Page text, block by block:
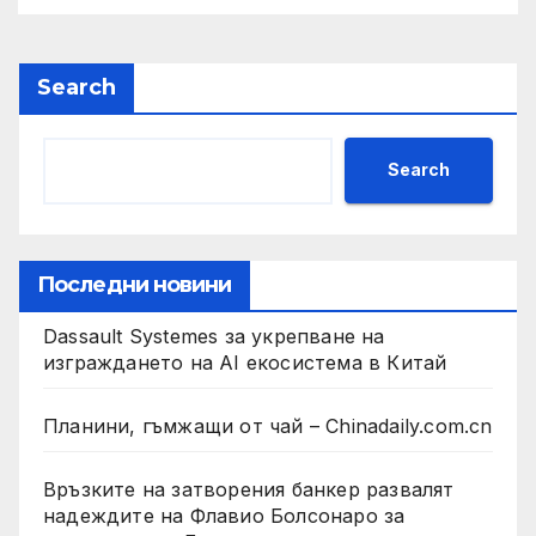
Search
Search
Последни новини
Dassault Systemes за укрепване на
изграждането на AI екосистема в Китай
Планини, гъмжащи от чай – Chinadaily.com.cn
Връзките на затворения банкер развалят
надеждите на Флавио Болсонаро за